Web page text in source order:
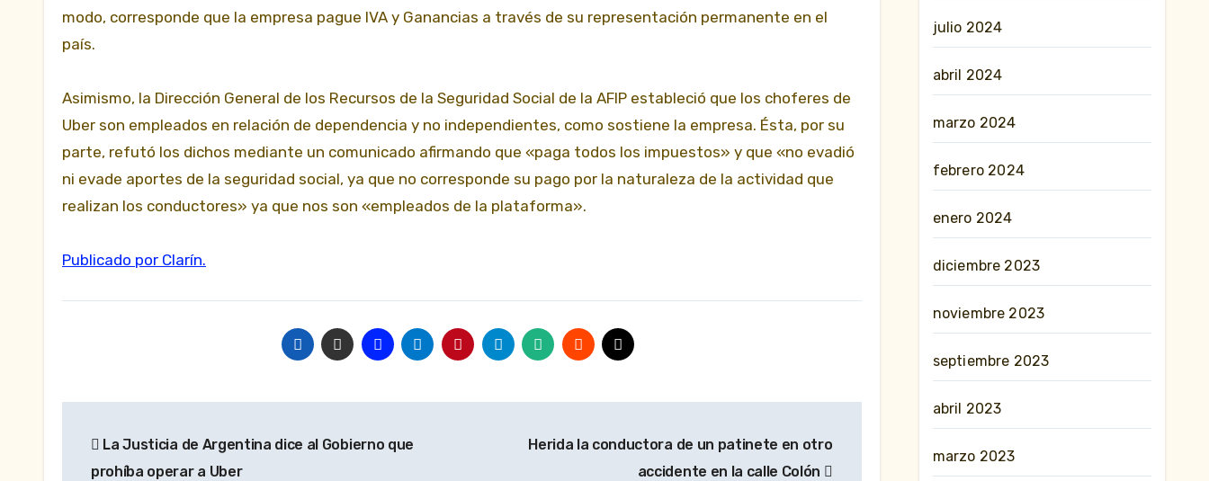
modo, corresponde que la empresa pague IVA y Ganancias a través de su representación permanente en el
país.
Asimismo, la Dirección General de los Recursos de la Seguridad Social de la AFIP estableció que los choferes de
Uber son empleados en relación de dependencia y no independientes, como sostiene la empresa. Ésta, por su
parte, refutó los dichos mediante un comunicado afirmando que «paga todos los impuestos» y que «no evadió
ni evade aportes de la seguridad social, ya que no corresponde su pago por la naturaleza de la actividad que
realizan los conductores» ya que nos son «empleados de la plataforma».
Publicado por Clarín.
de La Justicia de Argentina dice al Gobierno que
prohíba operar a Uber
Herida la conductora de un patinete en otro
accidente en la calle Colón
julio 2024
abril 2024
marzo 2024
febrero 2024
enero 2024
diciembre 2023
noviembre 2023
septiembre 2023
abril 2023
marzo 2023